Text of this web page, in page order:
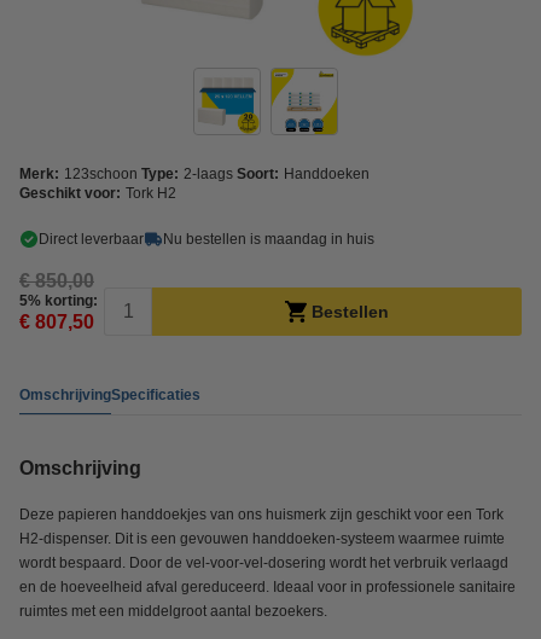
Merk: 123schoon Type: 2-laags Soort: Handdoeken
Geschikt voor: Tork H2
Direct leverbaar Nu bestellen is maandag in huis
€ 850,00
5% korting:
€ 807,50 Bestellen
OmschrijvingSpecificaties
Omschrijving
Deze papieren handdoekjes van ons huismerk zijn geschikt voor een Tork
H2-dispenser. Dit is een gevouwen handdoeken-systeem waarmee ruimte
wordt bespaard. Door de vel-voor-vel-dosering wordt het verbruik verlaagd
en de hoeveelheid afval gereduceerd. Ideaal voor in professionele sanitaire
ruimtes met een middelgroot aantal bezoekers.